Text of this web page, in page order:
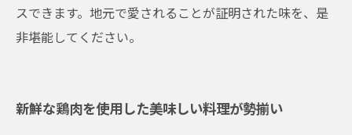
スできます。地元で愛されることが証明された味を、是
非堪能してください。
新鮮な鶏肉を使用した美味しい料理が勢揃い